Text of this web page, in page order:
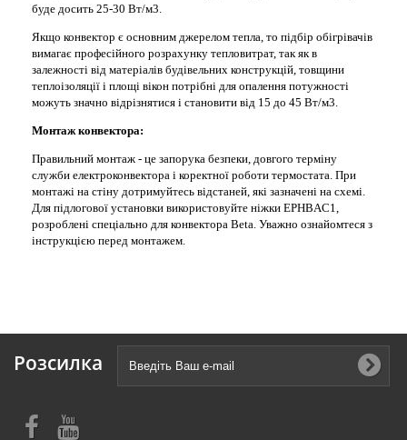
буде досить 25-30 Вт/м3.
Якщо конвектор є основним джерелом тепла, то підбір обігрівачів
вимагає професійного розрахунку тепловитрат, так як в
залежності від матеріалів будівельних конструкцій, товщини
теплоізоляції і площі вікон потрібні для опалення потужності
можуть значно відрізнятися і становити від 15 до 45 Вт/м3.
Монтаж конвектора:
Правильний монтаж - це запорука безпеки, довгого терміну
служби електроконвектора і коректної роботи термостата. При
монтажі на стіну дотримуйтесь відстаней, які зазначені на схемі.
Для підлогової установки використовуйте ніжки EPHBAC1,
розроблені спеціально для конвектора Beta. Уважно ознайомтеся з
інструкцією перед монтажем.
Розсилка